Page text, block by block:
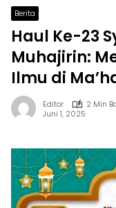
Berita
Haul Ke-23
Muhajirin:
Ilmu di
Editor
2 Min
Juni 1, 2025